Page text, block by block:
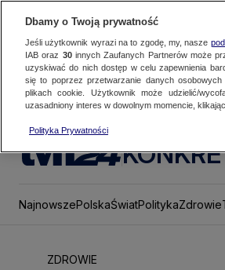
NajnowszePolskaŚwiatPolitykaZdrowie
ZDROWIE
Dbamy o Twoją prywatność
Jeśli użytkownik wyrazi na to zgodę, my, nasze
IAB oraz 30innych Zaufanych Partnerów może
uzyskiwać do nich dostęp w celu zapewnienia
się to poprzez przetwarzanie danych
plikach cookie. Użytkownik może udzielić/
uzasadniony interes w dowolnym momencie,
Polityka Prywatności